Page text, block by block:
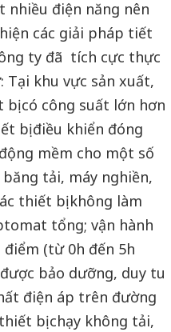
điện năng nên
các giải pháp tiết
ty đã tích cực thực
khu vực sản xuất,
có công suất lớn hơn
bị điều khiển đóng
mềm cho một số
tải, máy nghiền,
thiết bị không làm
tổng; vận hành
(từ 0h đến 5h
bảo dưỡng, duy tu
điện áp trên đường
bị chạy không tải,